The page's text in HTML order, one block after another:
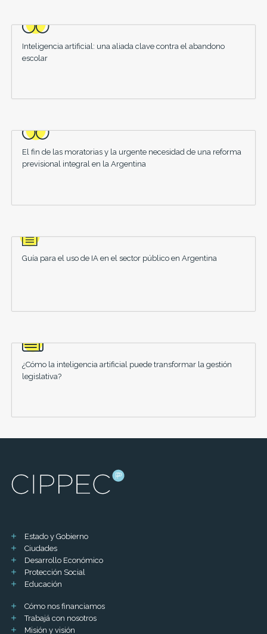
Inteligencia artificial: una aliada clave contra el abandono
escolar
El fin de las moratorias y la urgente necesidad de una reforma
previsional integral en la Argentina
Guía para el uso de IA en el sector público en Argentina
¿Cómo la inteligencia artificial puede transformar la gestión
legislativa?
Estado y Gobierno
Ciudades
Desarrollo Económico
Protección Social
Educación
Cómo nos financiamos
Trabajá con nosotros
Misión y visión